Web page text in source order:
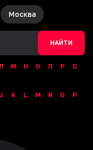
Москва
НАЙТИ
Л М Н О П Р
С
J K L M N O
P